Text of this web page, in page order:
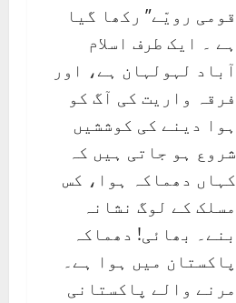
قومی رویّے” رکھا گیا
ہے ۔ ایک طرف اسلام
آباد لہولہان ہے، اور
فرقہ واریت کی آگ کو
ہوا دینے کی کوششیں
شروع ہو جاتی ہیں کہ
کہاں دھماکہ ہوا، کس
مسلک کے لوگ نشانہ
بنے۔ بھائی! دھماکہ
پاکستان میں ہوا ہے۔
مرنے والے پاکستانی